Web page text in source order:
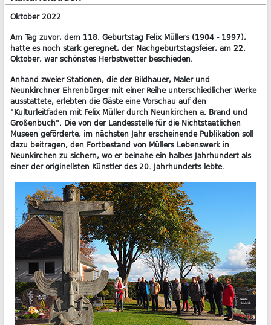
Oktober 2022
Am Tag zuvor, dem 118. Geburtstag Felix Müllers (1904 - 1997),
hatte es noch stark geregnet, der Nachgeburtstagsfeier, am 22.
Oktober, war schönstes Herbstwetter beschieden.
Anhand zweier Stationen, die der Bildhauer, Maler und
Neunkirchner Ehrenbürger mit einer Reihe unterschiedlicher Werke
ausstattete, erlebten die Gäste eine Vorschau auf den
"Kulturleitfaden mit Felix Müller durch Neunkirchen a. Brand und
Großenbuch". Die von der Landesstelle für die Nichtstaatlichen
Museen geförderte, im nächsten Jahr erscheinende Publikation soll
dazu beitragen, den Fortbestand von Müllers Lebenswerk in
Neunkirchen zu sichern, wo er beinahe ein halbes Jahrhundert als
einer der originellsten Künstler des 20. Jahrhunderts lebte.